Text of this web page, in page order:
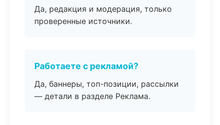
Да, редакция и модерация, только
проверенные источники.
Работаете с рекламой?
Да, баннеры, топ-позиции, рассылки
— детали в разделе Реклама.